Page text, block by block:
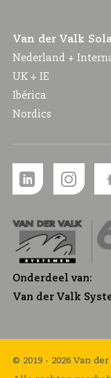
Van der Valk
Nederland +
UK + IE
Ibérica
Nordics
Onderdeel van:
Van der Valk
© 2019 - 2026 Van